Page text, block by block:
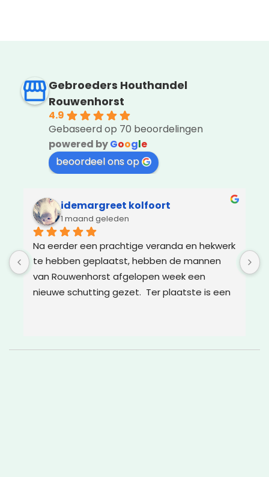
Gebroeders Houthandel
Rouwenhorst
4.9
Gebaseerd op 70 beoordelingen
powered byGoogle
beoordeel ons op
idemargreet kolfoort
1 maand geleden
Na eerder een prachtige veranda en hekwerk
te hebben geplaatst, hebben de mannen
van Rouwenhorst afgelopen week een
nieuwe schutting gezet.  Ter plaatste is een